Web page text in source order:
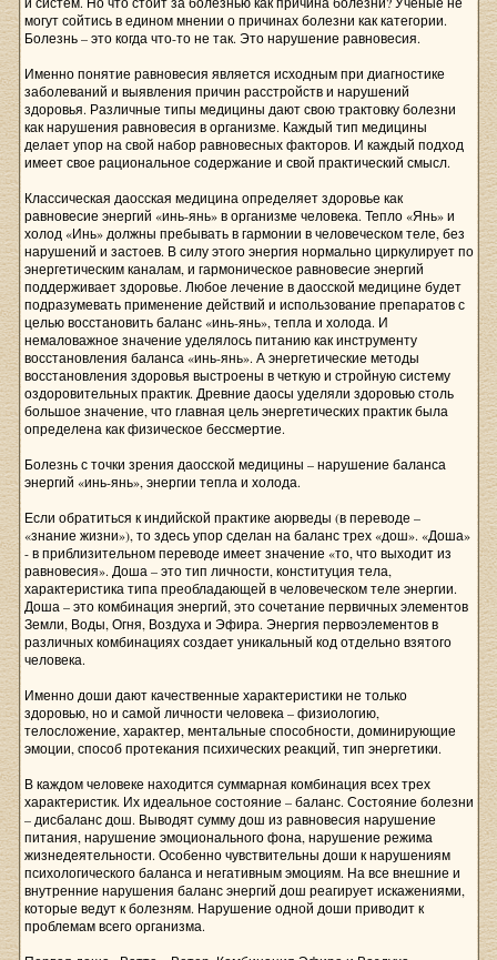
могут сойтись в едином мнении о причинах болезни как категории.
Болезнь – это когда что-то не так. Это нарушение равновесия.
Именно понятие равновесия является исходным при диагностике
заболеваний и выявления причин расстройств и нарушений
здоровья. Различные типы медицины дают свою трактовку болезни
как нарушения равновесия в организме. Каждый тип медицины
делает упор на свой набор равновесных факторов. И каждый подход
имеет свое рациональное содержание и свой практический смысл.
Классическая даосская медицина определяет здоровье как
равновесие энергий «инь-янь» в организме человека. Тепло «Янь» и
холод «Инь» должны пребывать в гармонии в человеческом теле, без
нарушений и застоев. В силу этого энергия нормально циркулирует по
энергетическим каналам, и гармоническое равновесие энергий
поддерживает здоровье. Любое лечение в даосской медицине будет
подразумевать применение действий и использование препаратов с
целью восстановить баланс «инь-янь», тепла и холода. И
немаловажное значение уделялось питанию как инструменту
восстановления баланса «инь-янь». А энергетические методы
восстановления здоровья выстроены в четкую и стройную систему
оздоровительных практик. Древние даосы уделяли здоровью столь
большое значение, что главная цель энергетических практик была
определена как физическое бессмертие.
Болезнь с точки зрения даосской медицины – нарушение баланса
энергий «инь-янь», энергии тепла и холода.
Если обратиться к индийской практике аюрведы (в переводе –
«знание жизни»), то здесь упор сделан на баланс трех «дош». «Доша»
- в приблизительном переводе имеет значение «то, что выходит из
равновесия». Доша – это тип личности, конституция тела,
характеристика типа преобладающей в человеческом теле энергии.
Доша – это комбинация энергий, это сочетание первичных элементов
Земли, Воды, Огня, Воздуха и Эфира. Энергия первоэлементов в
различных комбинациях создает уникальный код отдельно взятого
человека.
Именно доши дают качественные характеристики не только
здоровью, но и самой личности человека – физиологию,
телосложение, характер, ментальные способности, доминирующие
эмоции, способ протекания психических реакций, тип энергетики.
В каждом человеке находится суммарная комбинация всех трех
характеристик. Их идеальное состояние – баланс. Состояние болезни
– дисбаланс дош. Выводят сумму дош из равновесия нарушение
питания, нарушение эмоционального фона, нарушение режима
жизнедеятельности. Особенно чувствительны доши к нарушениям
психологического баланса и негативным эмоциям. На все внешние и
внутренние нарушения баланс энергий дош реагирует искажениями,
которые ведут к болезням. Нарушение одной доши приводит к
проблемам всего организма.